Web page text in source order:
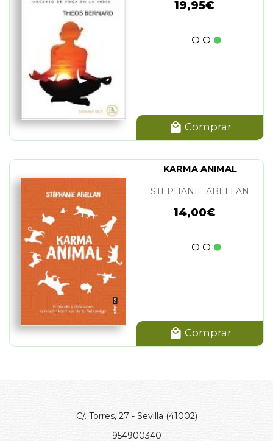
19,95€
Comprar
KARMA ANIMAL
STEPHANIE ABELLAN
14,00€
Comprar
C/. Torres, 27 - Sevilla (41002)
954900340